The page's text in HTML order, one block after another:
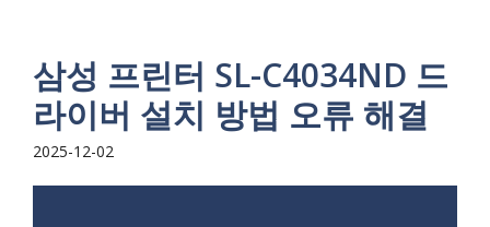
삼성 프린터 SL-C4034ND 드
라이버 설치 방법 오류 해결
2025-12-02